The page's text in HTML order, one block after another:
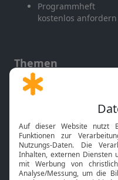
Programmheft
kostenlos anfordern
Themen
Gott und Bibel erklärt
Neuigkeiten